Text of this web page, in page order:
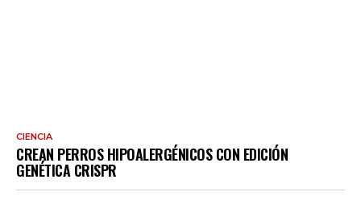
CIENCIA
CREAN PERROS HIPOALERGÉNICOS CON EDICIÓN
GENÉTICA CRISPR